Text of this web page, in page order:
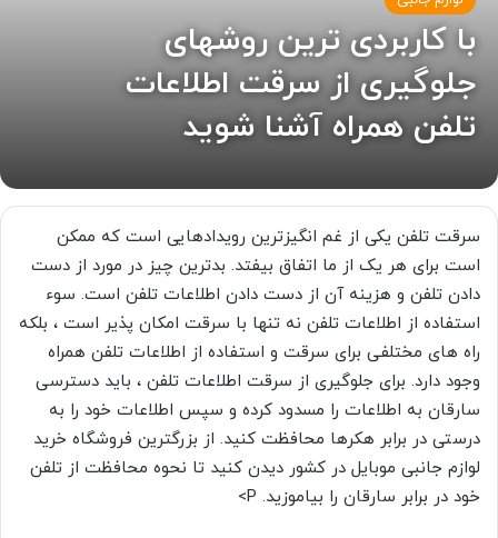
با کاربردی ترین روشهای
جلوگیری از سرقت اطلاعات
تلفن همراه آشنا شوید
سرقت تلفن یکی از غم انگیزترین رویدادهایی است که ممکن
است برای هر یک از ما اتفاق بیفتد. بدترین چیز در مورد از دست
دادن تلفن و هزینه آن از دست دادن اطلاعات تلفن است. سوء
استفاده از اطلاعات تلفن نه تنها با سرقت امکان پذیر است ، بلکه
راه های مختلفی برای سرقت و استفاده از اطلاعات تلفن همراه
وجود دارد. برای جلوگیری از سرقت اطلاعات تلفن ، باید دسترسی
سارقان به اطلاعات را مسدود کرده و سپس اطلاعات خود را به
درستی در برابر هکرها محافظت کنید. از بزرگترین فروشگاه خرید
لوازم جانبی موبایل در کشور دیدن کنید تا نحوه محافظت از تلفن
خود در برابر سارقان را بیاموزید. P>